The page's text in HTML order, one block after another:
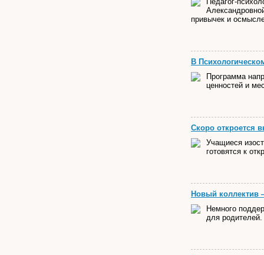
привычек и
В
Программа
ценностей и
Скоро откроется
Учащиеся
готовятся к
Новый коллектив
Немного
для родителей.